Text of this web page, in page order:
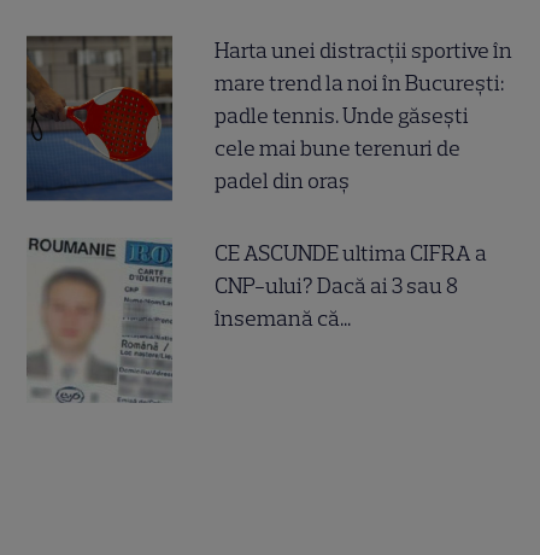
Harta unei distracții sportive în
mare trend la noi în București:
padle tennis. Unde găsești
cele mai bune terenuri de
padel din oraș
CE ASCUNDE ultima CIFRA a
CNP-ului? Dacă ai 3 sau 8
însemană că...